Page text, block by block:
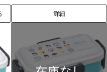
詳細